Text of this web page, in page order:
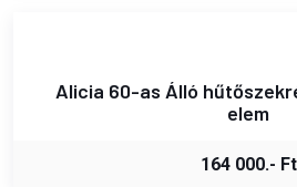
Alicia 60-as Álló
elem
164 000.- Ft